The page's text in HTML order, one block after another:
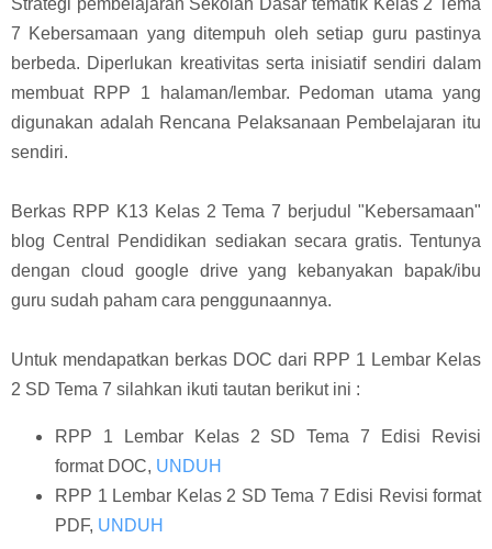
Strategi pembelajaran Sekolah Dasar tematik Kelas 2 Tema
7 Kebersamaan yang ditempuh oleh setiap guru pastinya
berbeda. Diperlukan kreativitas serta inisiatif sendiri dalam
membuat RPP 1 halaman/lembar. Pedoman utama yang
digunakan adalah Rencana Pelaksanaan Pembelajaran itu
sendiri.
Berkas RPP K13 Kelas 2 Tema 7 berjudul "Kebersamaan"
blog Central Pendidikan sediakan secara gratis. Tentunya
dengan cloud google drive yang kebanyakan bapak/ibu
guru sudah paham cara penggunaannya.
Untuk mendapatkan berkas DOC dari RPP 1 Lembar Kelas
2 SD Tema 7 silahkan ikuti tautan berikut ini :
RPP 1 Lembar Kelas 2 SD Tema 7 Edisi Revisi
format DOC, UNDUH
RPP 1 Lembar Kelas 2 SD Tema 7 Edisi Revisi format
PDF, UNDUH